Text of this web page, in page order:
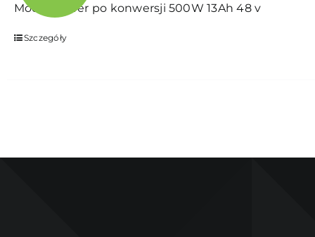
3900,00 zł.3500,00 zł.
Mocny rower po konwersji 500W 13Ah 48 v
Szczegóły